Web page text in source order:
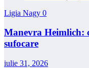
Ligia Nagy 0
Manevra Heimlich:
sufocare
iulie 31, 2026